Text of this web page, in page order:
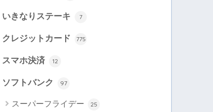
いきなりステーキ 7
クレジットカード 775
スマホ決済 12
ソフトバンク 97
スーパーフライデー 25